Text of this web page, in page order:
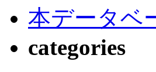
本データベ
categories